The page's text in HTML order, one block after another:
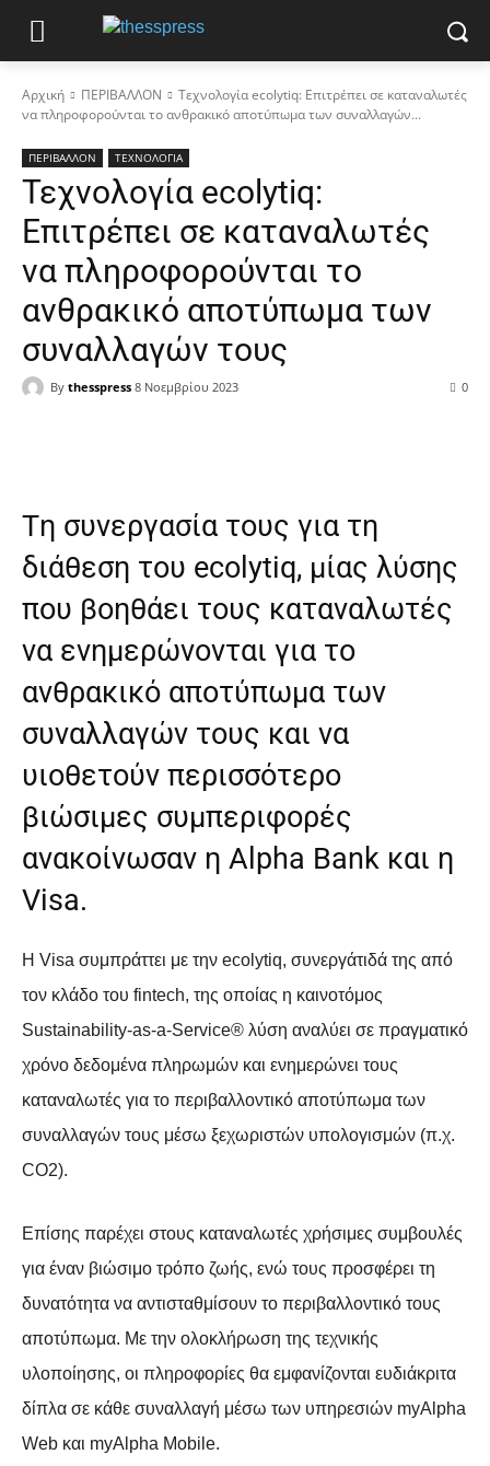
Αρχική ΠΕΡΙΒΑΛΛΟΝ
Τεχνολογία ecolytiq: Επιτρέπει σε καταναλωτές
να πληροφορούνται το ανθρακικό αποτύπωμα των συναλλαγών...
ΠΕΡΙΒΑΛΛΟΝ ΤΕΧΝΟΛΟΓΙΑ
Τεχνολογία ecolytiq:
Επιτρέπει σε καταναλωτές
να πληροφορούνται το
ανθρακικό αποτύπωμα των
συναλλαγών τους
By thesspress 8 Νοεμβρίου 2023 0
Tη συνεργασία τους για τη
διάθεση του ecolytiq, μίας λύσης
που βοηθάει τους καταναλωτές
να ενημερώνονται για το
ανθρακικό αποτύπωμα των
συναλλαγών τους και να
υιοθετούν περισσότερο
βιώσιμες συμπεριφορές
ανακοίνωσαν η Alpha Bank και η
Visa.
Η Visa συμπράττει με την ecolytiq, συνεργάτιδά της από
τον κλάδο του fintech, της οποίας η καινοτόμος
Sustainability-as-a-Service® λύση αναλύει σε πραγματικό
χρόνο δεδομένα πληρωμών και ενημερώνει τους
καταναλωτές για το περιβαλλοντικό αποτύπωμα των
συναλλαγών τους μέσω ξεχωριστών υπολογισμών (π.χ.
CO2).
Επίσης παρέχει στους καταναλωτές χρήσιμες συμβουλές
για έναν βιώσιμο τρόπο ζωής, ενώ τους προσφέρει τη
δυνατότητα να αντισταθμίσουν το περιβαλλοντικό τους
αποτύπωμα. Με την ολοκλήρωση της τεχνικής
υλοποίησης, οι πληροφορίες θα εμφανίζονται ευδιάκριτα
δίπλα σε κάθε συναλλαγή μέσω των υπηρεσιών myAlpha
Web και myAlpha Mobile.